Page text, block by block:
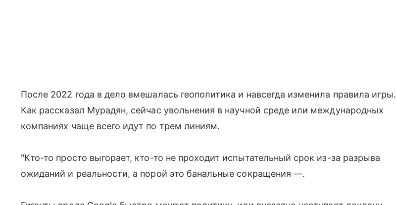
После 2022 года в дело вмешалась геополитика и навсегда изменила правила игры.
Как рассказал Мурадян, сейчас увольнения в научной среде или международных
компаниях чаще всего идут по трем линиям.
"Кто-то просто выгорает, кто-то не проходит испытательный срок из-за разрыва
ожиданий и реальности, а порой это банальные сокращения —.